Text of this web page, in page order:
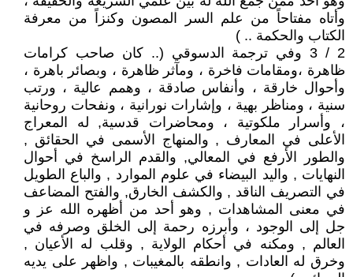
وأتاه مفتاحاً من علم السر المصون وكنزاً من معرفة
الكتاب والحكمة .. )
2 / 3 وفي ترجمة الدسوقي (.. كان صاحب كرامات
ظاهرة ،ومقامات فاخرة ، ومآثر ظاهرة ، وبصائر باهرة ،
وأحوال خارقة ، وأنفاس صادقة ، وهمم عالية ، ورتب
سنية ، ومناظر بهية ، وإشارات نورانية ، ونفحات روحانية
، وأسرار ملكوتية ، ومحاضرات قدسية, له المعراج
الأعلى في المعارف , والمنهاج الأسمى في الحقائق ,
والطور الأرفع في المعالي, والقدم الراسخ في أحوال
النهايات , واليد البيضاء في علوم الموارد , والباع الطويل
في التصريف الناقد , والكشف الخارق, والفتح المضاعف
في معنى المشاهدات , وهو أحد من أظهره الله عز و
جل إلى الوجود ، وأبرزه رحمة إلى الخلق وصرفه في
العالم , ومكنه في أحكام الولاية , وقلب له الأعيان ,
وخرق له العادات , وانطقه بالمغيبات , واظهر على يديه